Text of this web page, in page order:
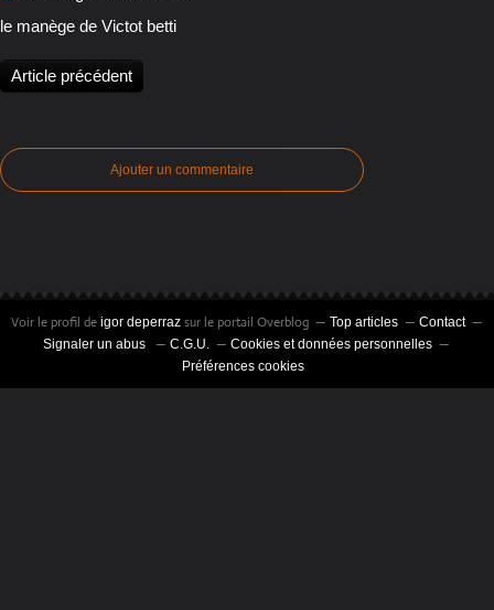
le manège de Victot betti
Article précédent
Ajouter un commentaire
Voir le profil de igor deperraz sur le portail Overblog Top articles
Contact
Signaler un abus
C.G.U.
Cookies et données personnelles
Préférences cookies